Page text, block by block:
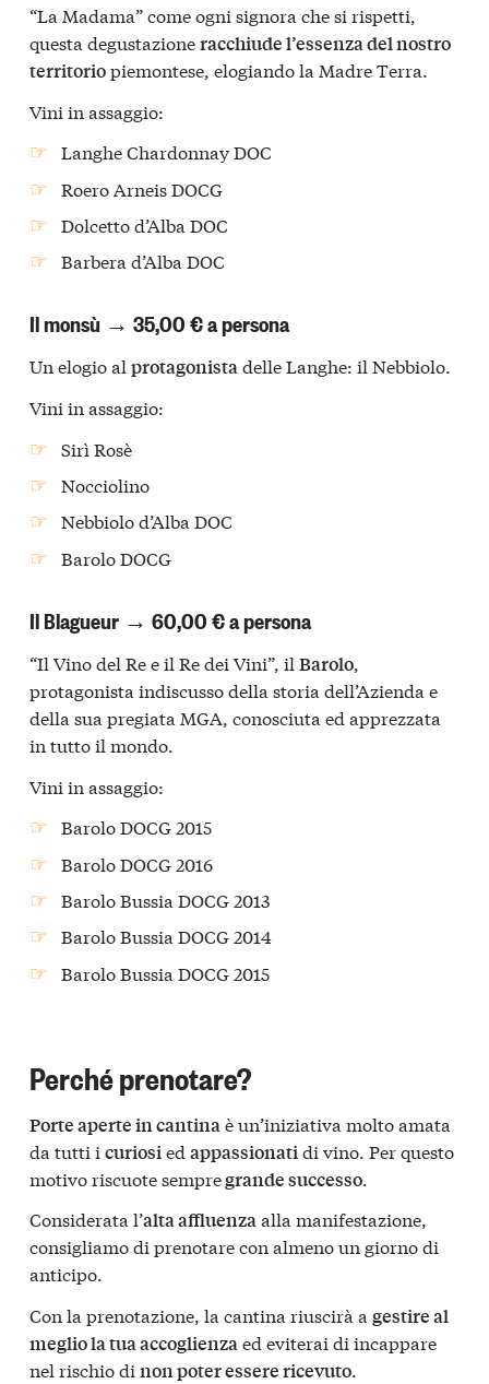
“La Madama” come ogni signora che si rispetti,
questa degustazioneracchiude l’essenza del nostro
territoriopiemontese, elogiando la Madre Terra.
Vini in assaggio:
Langhe Chardonnay DOC
Roero Arneis DOCG
Dolcetto d’Alba DOC
Barbera d’Alba DOC
Il monsù → 35,00 € a persona
Un elogio al protagonistadelle Langhe: il Nebbiolo.
Vini in assaggio:
Sirì Rosè
Nocciolino
Nebbiolo d’Alba DOC
Barolo DOCG
Il Blagueur → 60,00 € a persona
“Il Vino del Re e il Re dei Vini”, il Barolo,
protagonista indiscusso della storia dell’Azienda e
della sua pregiata MGA, conosciuta ed apprezzata
in tutto il mondo.
Vini in assaggio:
Barolo DOCG 2015
Barolo DOCG 2016
Barolo Bussia DOCG 2013
Barolo Bussia DOCG 2014
Barolo Bussia DOCG 2015
Perché prenotare?
Porte aperte in cantina è un’iniziativa molto amata
da tutti i curiosi ed appassionati di vino. Per questo
motivo riscuote sempregrande successo
Considerata l’alta affluenzaalla manifestazione,
consigliamo di prenotare con almeno un giorno di
anticipo.
Con la prenotazione, la cantina riuscirà a gestire al
meglio la tua accoglienzaed eviterai di incappare
nel rischio di non poter essere ricevuto.